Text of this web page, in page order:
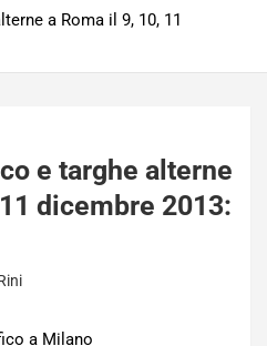
a Roma il 9, 10, 11
e targhe alterne
dicembre 2013: